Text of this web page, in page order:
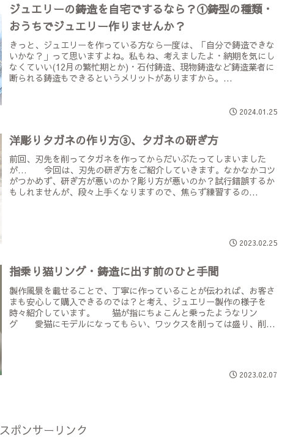
ジュエリーの鋳造を自宅でするなら？①鋳型の種類・
おうちでジュエリー作りませんか？
きっと、ジュエリーを作っている方なら一度は、「自分で鋳造できな
いかな？」って思いますよね。私もね、考えましたよ・納期を気にし
なくていい(12月の繁忙期とか)・石付鋳造、現物鋳造など鋳造業者に
断られる鋳造もできるというメリットがありますから。...
2024.01.25
洋彫りタガネの作り方③、タガネの研ぎ方
前回、刃先を削ってタガネを作ってからだいぶたってしまいました
が… 今回は、刃先の研ぎ方をご紹介していきます。なかなかコツ
がつかめず、研ぎ方が悪いのか？彫り方が悪いのか？試行錯誤するか
もしれませんが、段々上手くなりますので、焦らず練習するの...
2023.02.25
指乗り猫リング・鋳造に出す前のひと手間
製作風景を載せることで、丁寧に作っていることが伝われば、お客さ
まも安心して購入できるのでは？と考え、ジュエリー製作の様子を
時々紹介しています。 猫が指にちょこんと乗ったようなリン
グ 愛猫にモデルになってもらい、ワックスを削っては盛り、削...
2023.02.07
スポンサーリンク